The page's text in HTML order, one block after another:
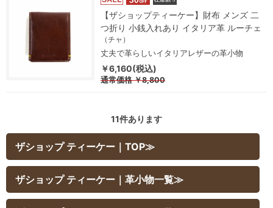
【ザショップティーケー】財布 メンズ 二
つ折り 小銭入れあり イタリア革 ルーチェ
（チャ）
丈夫で革らしいイタリアレザーの革小物
￥6,160(税込)
通常価格￥8,800
11件あります
ザショップ ティーケー｜TOP≫
ザショップ ティーケー｜革小物一覧≫